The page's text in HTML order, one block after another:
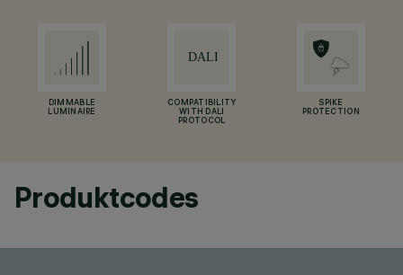
DIMMABLE
LUMINAIRE
COMPATIBILITY
WITH DALI
PROTOCOL
SPIKE
PROTECTION
Produktcodes